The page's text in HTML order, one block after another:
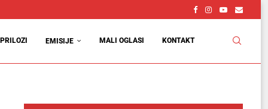
PRILOZI EMISIJE MALI OGLASI KONTAKT